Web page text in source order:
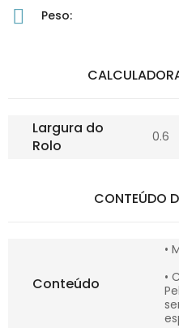
Peso:
Largura do
Rolo
0.6
CONTEÚDO
Conteúdo
•
•